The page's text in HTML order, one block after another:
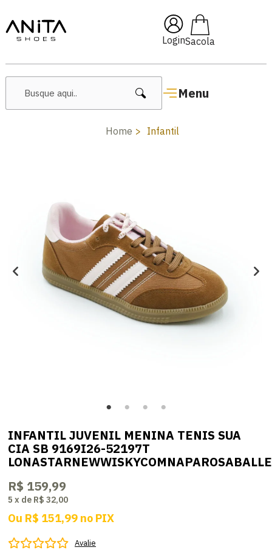
Login
Menu
🔥 Lançamentos Femininos
Home Infantil
INFANTIL JUVENIL MENINA TENIS SUA
CIA SB 9169I26-52197T
R$ 159,99
5 x de R$ 32,00
Ou R$ 151,99 no PIX
Avalie